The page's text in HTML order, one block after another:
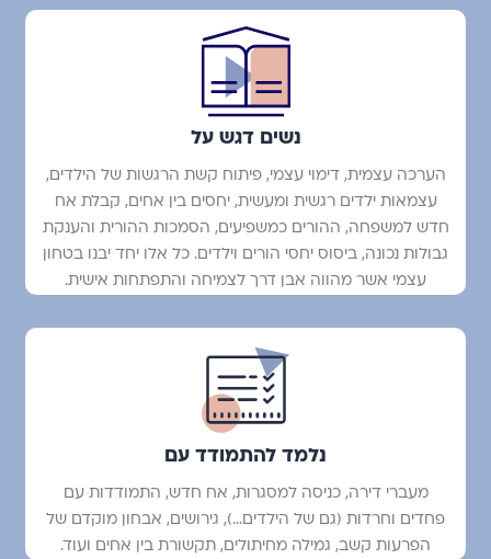
נשים דגש על
הערכה עצמית, דימוי עצמי, פיתוח קשת הרגשות של הילדים,
עצמאות ילדים רגשית ומעשית, יחסים בין אחים, קבלת אח
חדש למשפחה, ההורים כמשפיעים, הסמכות ההורית והענקת
גבולות נכונה, ביסוס יחסי הורים וילדים. כל אלו יחד יבנו בטחון
עצמי אשר מהווה אבן דרך לצמיחה והתפתחות אישית.
נלמד להתמודד עם
מעברי דירה, כניסה למסגרות, אח חדש, התמודדות עם
פחדים וחרדות (גם של הילדים...), גירושים, אבחון מוקדם של
הפרעות קשב, גמילה מחיתולים, תקשורת בין אחים ועוד.